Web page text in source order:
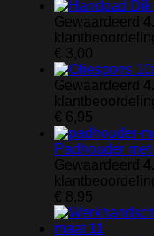
Gewaardeerd
€ 3,00
Gewaardeerd
€ 6,95
Padhouder
Gewaardeerd
klantbeoordeling
€ 8,95